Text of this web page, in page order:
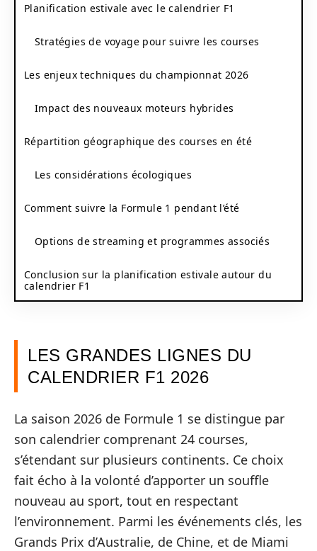
Planification estivale avec le calendrier F1
Stratégies de voyage pour suivre les courses
Les enjeux techniques du championnat 2026
Impact des nouveaux moteurs hybrides
Répartition géographique des courses en été
Les considérations écologiques
Comment suivre la Formule 1 pendant l’été
Options de streaming et programmes associés
Conclusion sur la planification estivale autour du
calendrier F1
LES GRANDES LIGNES DU
CALENDRIER F1 2026
La saison 2026 de Formule 1 se distingue par
son calendrier comprenant 24 courses,
s’étendant sur plusieurs continents. Ce choix
fait écho à la volonté d’apporter un souffle
nouveau au sport, tout en respectant
l’environnement. Parmi les événements clés, les
Grands Prix d’Australie, de Chine, et de Miami